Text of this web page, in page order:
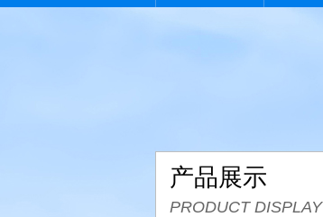
产品展示
PRODUCT DISPLAY